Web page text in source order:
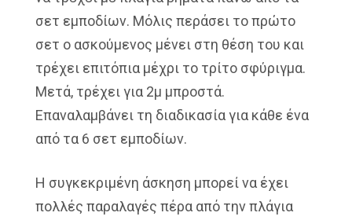
σετ εμποδίων. Μόλις περάσει το πρώτο
σετ ο ασκούμενος μένει στη θέση του και
τρέχει επιτόπια μέχρι το τρίτο σφύριγμα.
Μετά, τρέχει για 2μ μπροστά.
Επαναλαμβάνει τη διαδικασία για κάθε ένα
από τα 6 σετ εμποδίων.
Η συγκεκριμένη άσκηση μπορεί να έχει
πολλές παραλαγές πέρα από την πλάγια